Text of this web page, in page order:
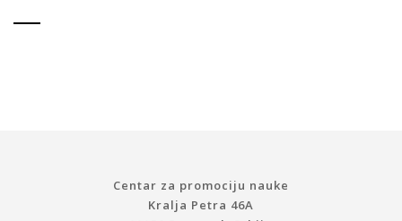
Centar za promociju nauke
Kralja Petra 46A